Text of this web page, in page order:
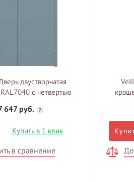
двустворчатая
с четвертью
647 руб.
?
Купить в 1 клик
в сравнение